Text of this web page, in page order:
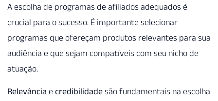
A escolha de programas de afiliados adequados é
crucial para o sucesso. É importante selecionar
programas que ofereçam produtos relevantes para sua
audiência e que sejam compatíveis com seu nicho de
atuação.
Relevância e credibilidade são fundamentais na escolha